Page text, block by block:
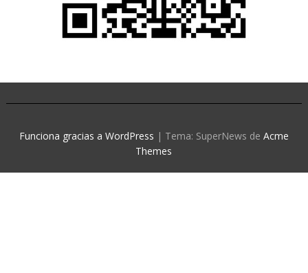
Funciona gracias a WordPress | Tema: SuperNews de Acme
Themes